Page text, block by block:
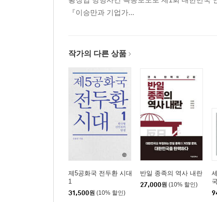
『이승만과 기업가...
작가의 다른 상품
제5공화국 전두환 시대
1
31,500원 (10% 할인)
반일 종족의 역사 내란
27,000원 (10% 할인)